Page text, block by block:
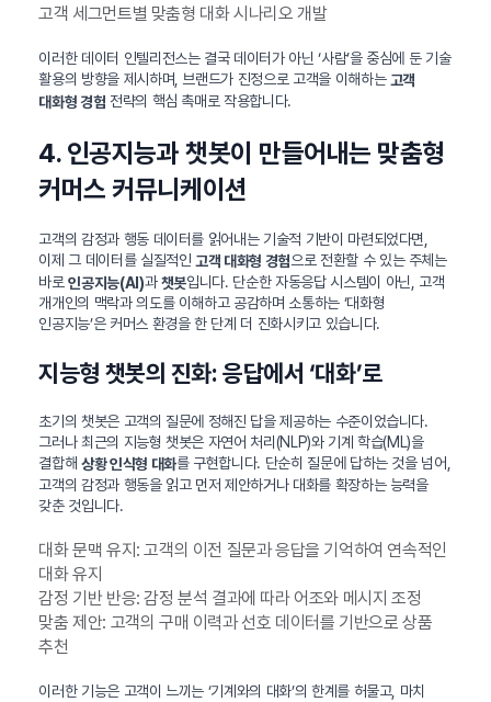
고객 세그먼트별 맞춤형 대화 시나리오 개발
이러한 데이터 인텔리전스는 결국 데이터가 아닌 ‘사람’을 중심에 둔 기술
활용의 방향을 제시하며, 브랜드가 진정으로 고객을 이해하는고객
대화형 경험 전략의 핵심 촉매로 작용합니다.
4. 인공지능과 챗봇이 만들어내는 맞춤형
커머스 커뮤니케이션
고객의 감정과 행동 데이터를 읽어내는 기술적 기반이 마련되었다면,
이제 그 데이터를 실질적인 고객 대화형 경험으로 전환할 수 있는 주체는
바로인공지능(AI)과챗봇입니다. 단순한 자동응답 시스템이 아닌, 고객
개개인의 맥락과 의도를 이해하고 공감하며 소통하는 ‘대화형
인공지능’은 커머스 환경을 한 단계 더 진화시키고 있습니다.
지능형 챗봇의 진화: 응답에서 ‘대화’로
초기의 챗봇은 고객의 질문에 정해진 답을 제공하는 수준이었습니다.
그러나 최근의 지능형 챗봇은 자연어 처리(NLP)와 기계 학습(ML)을
결합해 상황 인식형 대화를 구현합니다. 단순히 질문에 답하는 것을 넘어,
고객의 감정과 행동을 읽고 먼저 제안하거나 대화를 확장하는 능력을
갖춘 것입니다.
대화 문맥 유지: 고객의 이전 질문과 응답을 기억하여 연속적인
대화 유지
감정 기반 반응: 감정 분석 결과에 따라 어조와 메시지 조정
맞춤 제안: 고객의 구매 이력과 선호 데이터를 기반으로 상품
추천
이러한 기능은 고객이 느끼는 ‘기계와의 대화’의 한계를 허물고, 마치